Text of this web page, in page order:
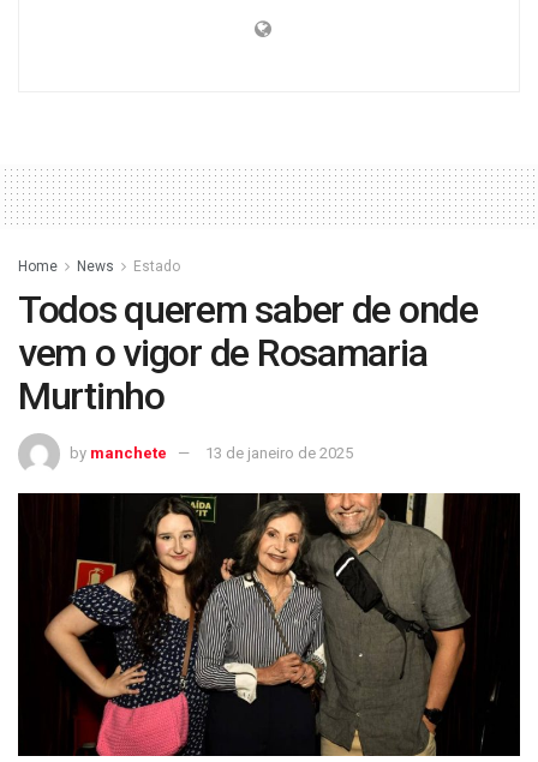
Home News Estado
Todos querem saber de onde
vem o vigor de Rosamaria
Murtinho
by manchete 13 de janeiro de 2025